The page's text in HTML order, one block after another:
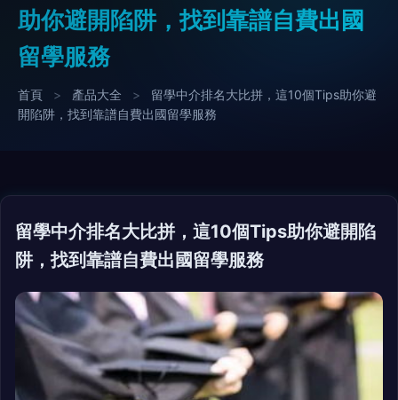
助你避開陷阱，找到靠譜自費出國
留學服務
首頁 > 產品大全 >
留學中介排名大比拼，這10個Tips助你避
開陷阱，找到靠譜自費出國留學服務
留學中介排名大比拼，這10個Tips助你避開陷
阱，找到靠譜自費出國留學服務